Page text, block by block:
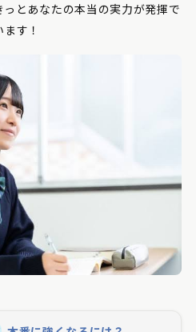
とあなたの本当の実力が発揮で
す！